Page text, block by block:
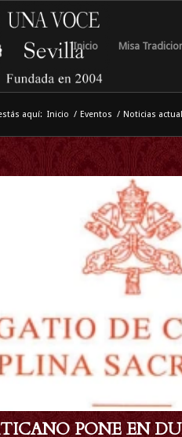
Inicio Misa
aquí: Inicio / Eventos / Noticias
PONE EN